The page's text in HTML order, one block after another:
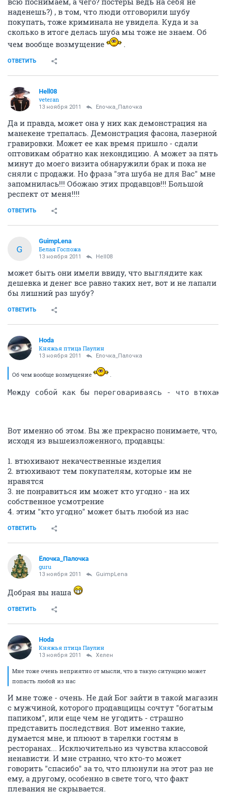
наденешь?) , в том, что люди отговорили шубу
покупать, тоже криминала не увидела. Куда и за
сколько в итоге делась шуба мы тоже не знаем. Об
чем вообще возмущение
.
ОТВЕТИТЬ
Hell08
veteran
13 ноября 2011 Ёлочка_Палочка
Да и правда, может она у них как демонстрация на
манекене трепалась. Демонстрация фасона, лазерной
гравировки. Может ее как время пришло - сдали
оптовикам обратно как некондицию. А может за пять
минут до моего визита обнаружили брак и пока не
сняли с продажи. Но фраза "эта шуба не для Вас" мне
запомнилась!!! Обожаю этих продавцов!!! Большой
респект от меня!!!!
ОТВЕТИТЬ
G
GuimpLena
Белая Госпожа
13 ноября 2011 Hell08
может быть они имели ввиду, что выглядите как
дешевка и денег все равно таких нет, вот и не лапали
бы лишний раз шубу?
ОТВЕТИТЬ
Hoda
Княжья птица Паулин
13 ноября 2011 Ёлочка_Палочка
Об чем вообще возмущение .
Между собой как бы переговариваясь - что
Вот именно об этом. Вы же прекрасно понимаете, что,
исходя из вышеизложенного, продавцы:
1. втюхивают некачественные изделия
2. втюхивают тем покупателям, которые им не
нравятся
3. не понравиться им может кто угодно - на их
собственное усмотрение
4. этим "кто угодно" может быть любой из нас
ОТВЕТИТЬ
Ёлочка_Палочка
guru
13 ноября 2011 GuimpLena
Добрая вы наша
ОТВЕТИТЬ
Hoda
Княжья птица Паулин
13 ноября 2011 Хелен
Мне тоже очень неприятно от мысли, что в такую ситуацию может
попасть любой из нас
И мне тоже - очень. Не дай Бог зайти в такой магазин
с мужчиной, которого продавщицы сочтут "богатым
папиком", или еще чем не угодить - страшно
представить последствия. Вот именно такие,
думается мне, и плюют в тарелки гостям в
ресторанах... Исключительно из чувства классовой
ненависти. И мне странно, что кто-то может
говорить "спасибо" за то, что плюнули на этот раз не
ему, а другому, особенно в свете того, что факт
плевания не скрывается.